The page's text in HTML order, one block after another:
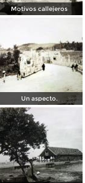
Motivos callejeros
Un aspecto.